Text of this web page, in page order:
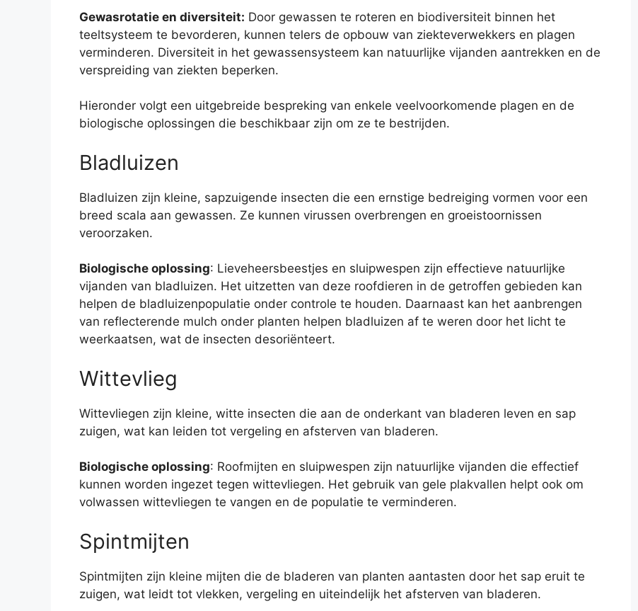
Gewasrotatie en diversiteit: Door gewassen te roteren en biodiversiteit binnen het
teeltsysteem te bevorderen, kunnen telers de opbouw van ziekteverwekkers en plagen
verminderen. Diversiteit in het gewassensysteem kan natuurlijke vijanden aantrekken en de
verspreiding van ziekten beperken.
Hieronder volgt een uitgebreide bespreking van enkele veelvoorkomende plagen en de
biologische oplossingen die beschikbaar zijn om ze te bestrijden.
Bladluizen
Bladluizen zijn kleine, sapzuigende insecten die een ernstige bedreiging vormen voor een
breed scala aan gewassen. Ze kunnen virussen overbrengen en groeistoornissen
veroorzaken.
Biologische oplossing: Lieveheersbeestjes en sluipwespen zijn effectieve natuurlijke
vijanden van bladluizen. Het uitzetten van deze roofdieren in de getroffen gebieden kan
helpen de bladluizenpopulatie onder controle te houden. Daarnaast kan het aanbrengen
van reflecterende mulch onder planten helpen bladluizen af te weren door het licht te
weerkaatsen, wat de insecten desoriënteert.
Wittevlieg
Wittevliegen zijn kleine, witte insecten die aan de onderkant van bladeren leven en sap
zuigen, wat kan leiden tot vergeling en afsterven van bladeren.
Biologische oplossing: Roofmijten en sluipwespen zijn natuurlijke vijanden die effectief
kunnen worden ingezet tegen wittevliegen. Het gebruik van gele plakvallen helpt ook om
volwassen wittevliegen te vangen en de populatie te verminderen.
Spintmijten
Spintmijten zijn kleine mijten die de bladeren van planten aantasten door het sap eruit te
zuigen, wat leidt tot vlekken, vergeling en uiteindelijk het afsterven van bladeren.